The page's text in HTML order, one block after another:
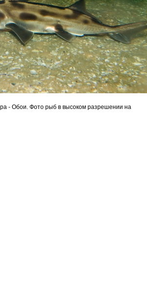
- Обои. Фото рыб в высоком разрешении на